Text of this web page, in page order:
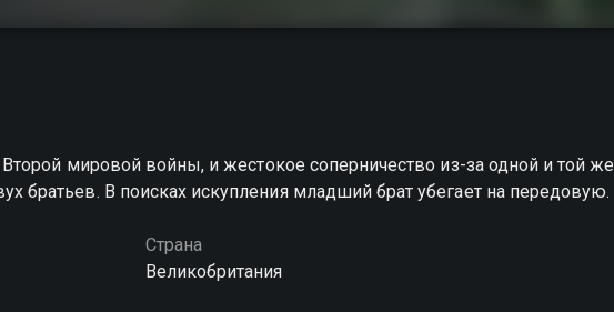
Второй мировой войны, и жестокое соперничество из-за одной и той же
братьев. В поисках искупления младший брат убегает на передовую.
Страна
Великобритания